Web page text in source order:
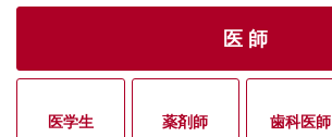
医 師
医学生 薬剤師 歯科医師